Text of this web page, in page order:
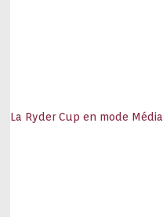
La Ryder Cup en mode Média